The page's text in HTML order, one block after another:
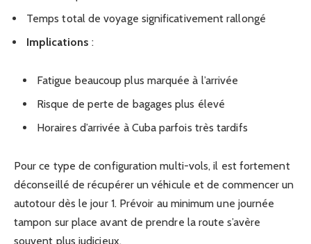
Temps total de voyage significativement rallongé
Implications :
Fatigue beaucoup plus marquée à l’arrivée
Risque de perte de bagages plus élevé
Horaires d’arrivée à Cuba parfois très tardifs
Pour ce type de configuration multi-vols, il est fortement
déconseillé de récupérer un véhicule et de commencer un
autotour dès le jour 1. Prévoir au minimum une journée
tampon sur place avant de prendre la route s’avère
souvent plus judicieux.